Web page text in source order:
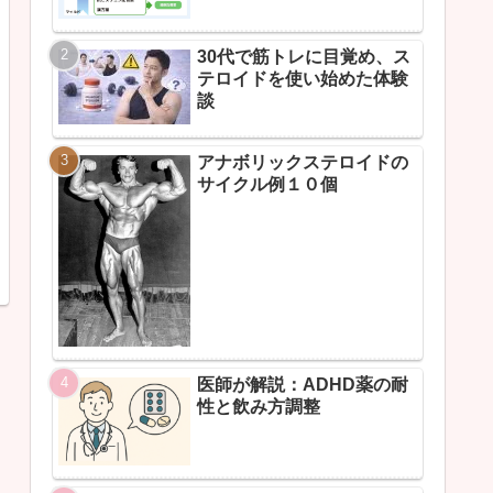
30代で筋トレに目覚め、ス
テロイドを使い始めた体験
談
アナボリックステロイドの
サイクル例１０個
医師が解説：ADHD薬の耐
性と飲み方調整